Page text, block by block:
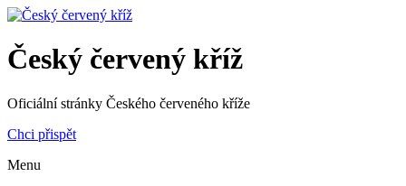
Český červený kříž
Oficiální stránky Českého červeného kříže
Chci přispět
Menu